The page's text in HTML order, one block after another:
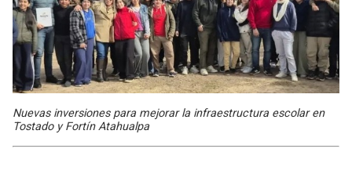
Nuevas inversiones para mejorar la infraestructura escolar en
Tostado y Fortín Atahualpa